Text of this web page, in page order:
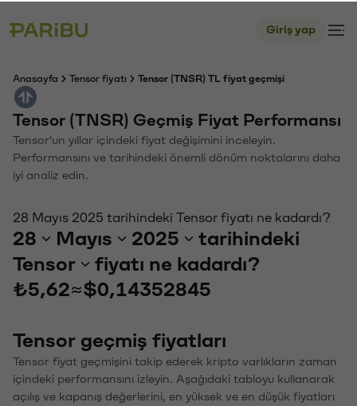
Giriş yap
Anasayfa Tensor fiyatı Tensor (TNSR) TL fiyat geçmişi
Tensor (TNSR) Geçmiş Fiyat Performansı
Tensor'un yıllar içindeki fiyat değişimini inceleyin.
Performansını ve tarihindeki önemli dönüm noktalarını daha
iyi analiz edin.
28 Mayıs 2025 tarihindeki Tensor fiyatı ne kadardı?
28 Mayıs 2025
tarihindeki
Tensor
fiyatı ne kadardı?
₺5,62≈$0,14352845
Tensor geçmiş fiyatları
Tensor fiyat geçmişini takip ederek kripto varlıkların zaman
içindeki performansını izleyin. Aşağıdaki tabloyu kullanarak
açılış ve kapanış değerlerini, en yüksek ve en düşük fiyatları